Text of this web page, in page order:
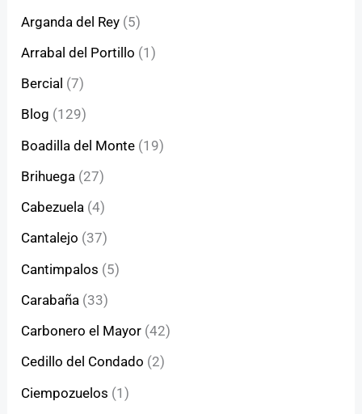
Arganda del Rey (5)
Arrabal del Portillo (1)
Bercial (7)
Blog (129)
Boadilla del Monte (19)
Brihuega (27)
Cabezuela (4)
Cantalejo (37)
Cantimpalos (5)
Carabaña (33)
Carbonero el Mayor (42)
Cedillo del Condado (2)
Ciempozuelos (1)